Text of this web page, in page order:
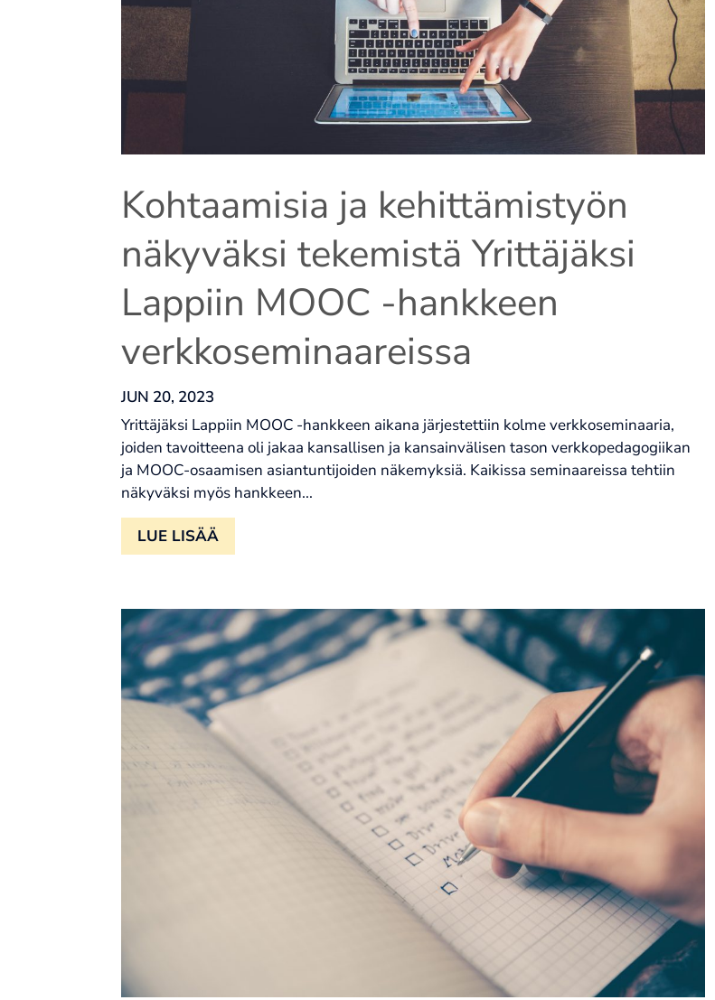
Kohtaamisia ja kehittämistyön
näkyväksi tekemistä Yrittäjäksi
Lappiin MOOC -hankkeen
verkkoseminaareissa
JUN 20, 2023
Yrittäjäksi Lappiin MOOC -hankkeen aikana järjestettiin kolme verkkoseminaaria,
joiden tavoitteena oli jakaa kansallisen ja kansainvälisen tason verkkopedagogiikan
ja MOOC-osaamisen asiantuntijoiden näkemyksiä. Kaikissa seminaareissa tehtiin
näkyväksi myös hankkeen...
LUE LISÄÄ